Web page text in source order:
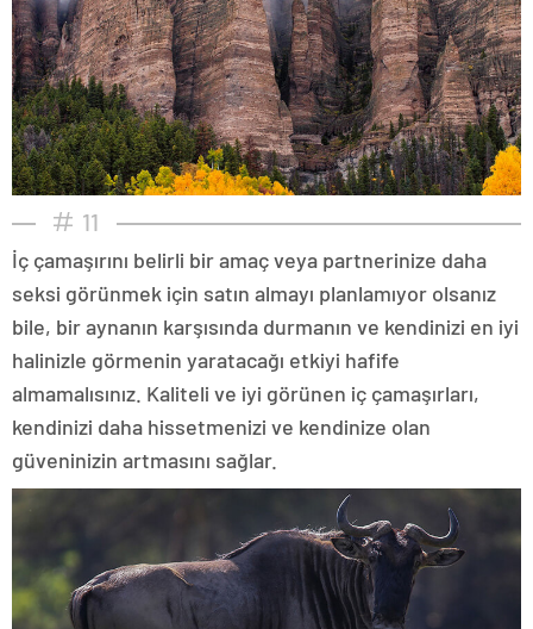
11
İç çamaşırını belirli bir amaç veya partnerinize daha
seksi görünmek için satın almayı planlamıyor olsanız
bile, bir aynanın karşısında durmanın ve kendinizi en iyi
halinizle görmenin yaratacağı etkiyi hafife
almamalısınız. Kaliteli ve iyi görünen iç çamaşırları,
kendinizi daha hissetmenizi ve kendinize olan
güveninizin artmasını sağlar.